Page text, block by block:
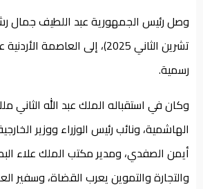
تشرين الثاني 2025)، إلى العاصمة
رسمية.
وكان في استقباله الملك عبد الله الثاني
الهاشمية، ونائب رئيس الوزراء ووزير
أيمن الصفدي، ومدير مكتب الملك علاء
والتجارة والتموين يعرب القضاة، وسفير